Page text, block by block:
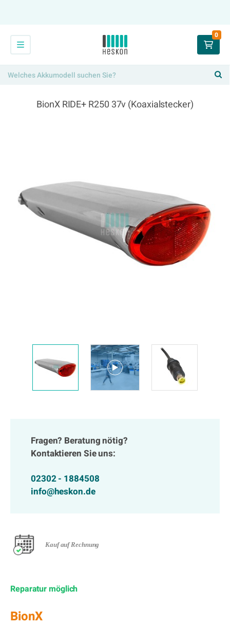
0
BionX RIDE+ R250 37v (Koaxialstecker)
Fragen? Beratung nötig?
Kontaktieren Sie uns:
02302 - 1884508
info@heskon.de
Kauf auf Rechnung
Reparatur möglich
BionX